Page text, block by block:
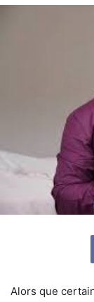
Alors que